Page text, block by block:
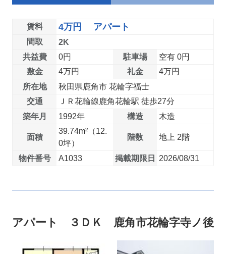
賃料 4万円 アパート
間取
2K
共益費
0円 駐車場
空有 0円
敷金
4万円 礼金
4万円
所在地
秋田県鹿角市 花輪字福士
交通
ＪＲ花輪線鹿角花輪駅 徒歩27分
築年月
1992年 構造 木造
面積
39.74m²（12.
0坪）
階数 地上 2階
物件番号 A1033 掲載期限日 2026/08/31
アパート ３ＤＫ 鹿角市花輪字寺ノ後